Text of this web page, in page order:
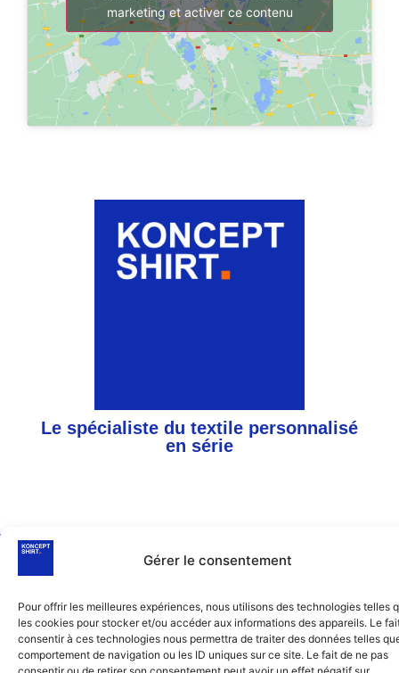
Gérer le consentement
Pour offrir les meilleures expériences, nous utilisons des technologies telles
les cookies pour stocker et/ou accéder aux informations des appareils. Le
consentir à ces technologies nous permettra de traiter des données telles
comportement de navigation ou les ID uniques sur ce site. Le fait de ne pas
Le spécialiste du textile personnalisé
en série
marketing et activer ce contenu
© 2026 Konceptshirt™. Tous droits réservés